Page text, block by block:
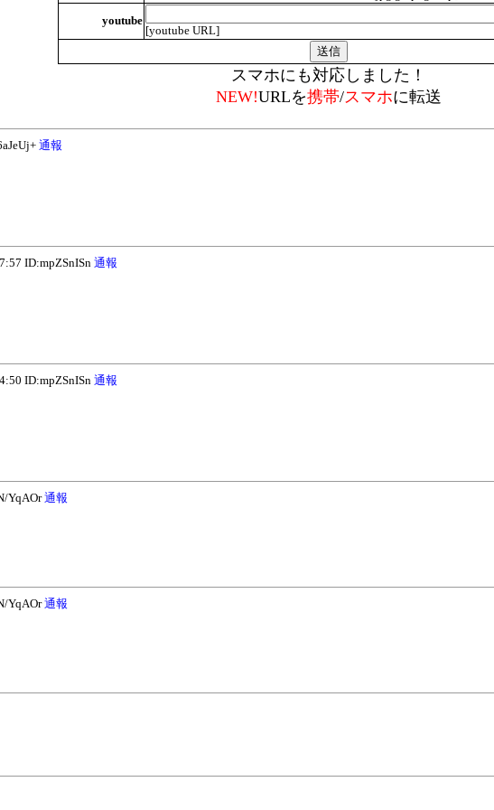
youtube
[youtube URL]
スマホにも対応しました！
NEW!URLを携帯/スマホに転送
通報
ID:mpZSnISn 通報
ID:mpZSnISn 通報
YqAOr通報
YqAOr通報